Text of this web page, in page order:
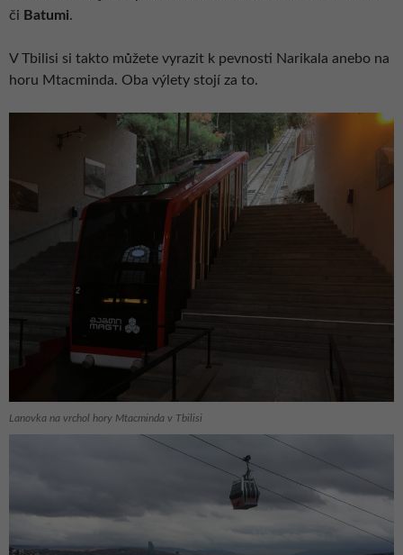
či Batumi.
V Tbilisi si takto můžete vyrazit k pevnosti Narikala anebo na
horu Mtacminda. Oba výlety stojí za to.
Lanovka na vrchol hory Mtacminda v Tbilisi